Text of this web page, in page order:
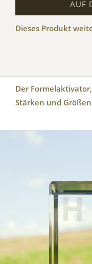
AUF
Dieses Produkt
Der
Stärken und